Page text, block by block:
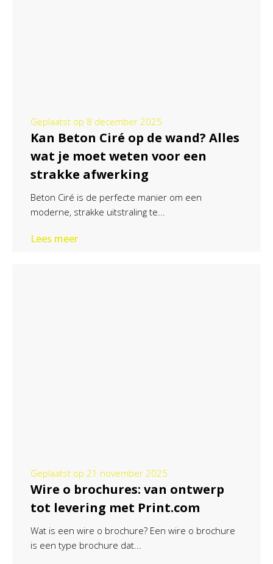
Geplaatst op 8 december 2025
Kan Beton Ciré op de wand? Alles
wat je moet weten voor een
strakke afwerking
Beton Ciré is de perfecte manier om een
moderne, strakke uitstraling te...
Lees meer
Geplaatst op 21 november 2025
Wire o brochures: van ontwerp
tot levering met Print.com
Wat is een wire o brochure? Een wire o brochure
is een type brochure dat...